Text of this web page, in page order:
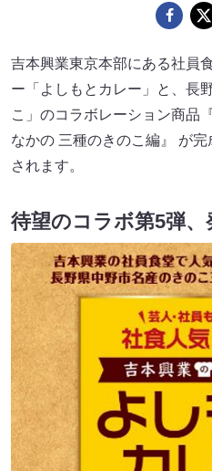
吉本興業東京本部にある社員
ー「よしもとカレー」と、長
こ」のコラボレーション商品
なかの 三種のきのこ編』 が
されます。
待望のコラボ第5弾、